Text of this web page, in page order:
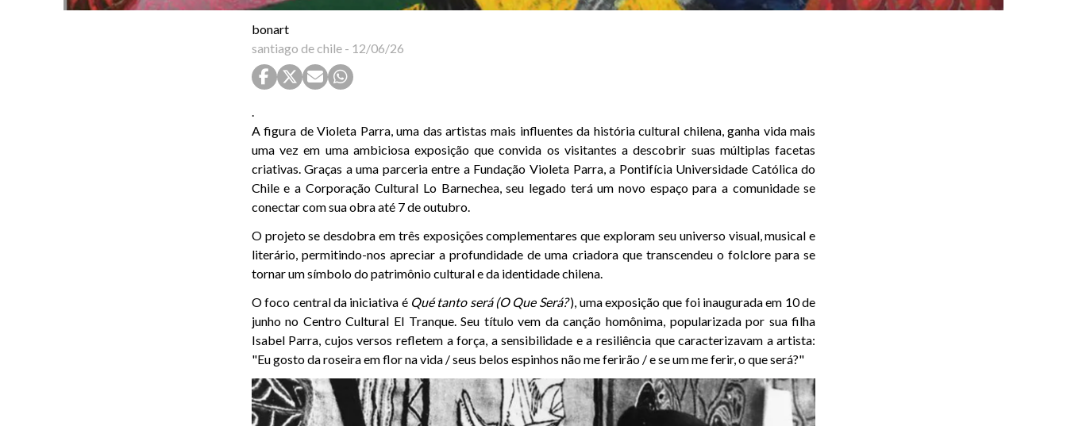
bonart
santiago de chile- 12/06/26
.
A figura de Violeta Parra, uma das artistas mais influentes da história cultural chilena, ganha vida mais
uma vez em uma ambiciosa exposição que convida os visitantes a descobrir suas múltiplas facetas
criativas. Graças a uma parceria entre a Fundação Violeta Parra, a Pontifícia Universidade Católica do
Chile e a Corporação Cultural Lo Barnechea, seu legado terá um novo espaço para a comunidade se
conectar com sua obra até 7 de outubro.
O projeto se desdobra em três exposições complementares que exploram seu universo visual, musical e
literário, permitindo-nos apreciar a profundidade de uma criadora que transcendeu o folclore para se
tornar um símbolo do patrimônio cultural e da identidade chilena.
O foco central da iniciativa é Qué tanto será (O Que Será?), uma exposição que foi inaugurada em 10 de
junho no Centro Cultural El Tranque. Seu título vem da canção homônima, popularizada por sua filha
Isabel Parra, cujos versos refletem a força, a sensibilidade e a resiliência que caracterizavam a artista:
"Eu gosto da roseira em flor na vida / seus belos espinhos não me ferirão / e se um me ferir, o que será?"